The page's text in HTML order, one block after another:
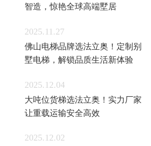
智造，惊艳全球高端墅居
2025.11.27
佛山电梯品牌选法立奥！定制别
墅电梯，解锁品质生活新体验
2025.12.04
大吨位货梯选法立奥！实力厂家
让重载运输安全高效
2025.12.02